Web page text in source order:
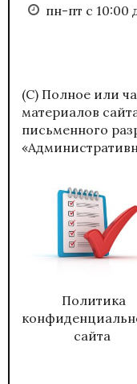
пн-пт с 10:00
(С) Полное или
материалов
письменного
Политика
сайта